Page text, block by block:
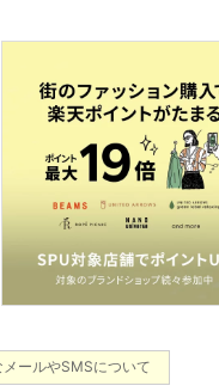
メールやSMSについて